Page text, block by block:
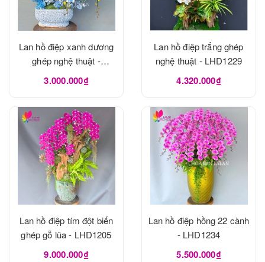
Lan hồ điệp xanh dương
ghép nghệ thuật -
LHD1240
3.000.000₫
Lan hồ điệp trắng ghép
nghệ thuật - LHD1229
4.320.000₫
Lan hồ điệp tím đột biến
ghép gỗ lũa - LHD1205
9.000.000₫
Lan hồ điệp hồng 22 cành
- LHD1234
5.500.000₫